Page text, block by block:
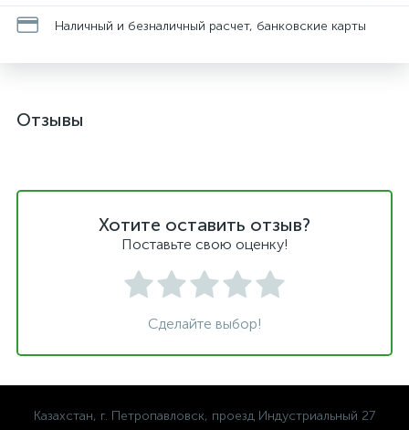
Наличный и безналичный расчет, банковские карты
Отзывы
Хотите оставить отзыв?
Поставьте свою оценку!
Сделайте выбор!
Казахстан, г. Петропавловск, проезд Индустриальный 27